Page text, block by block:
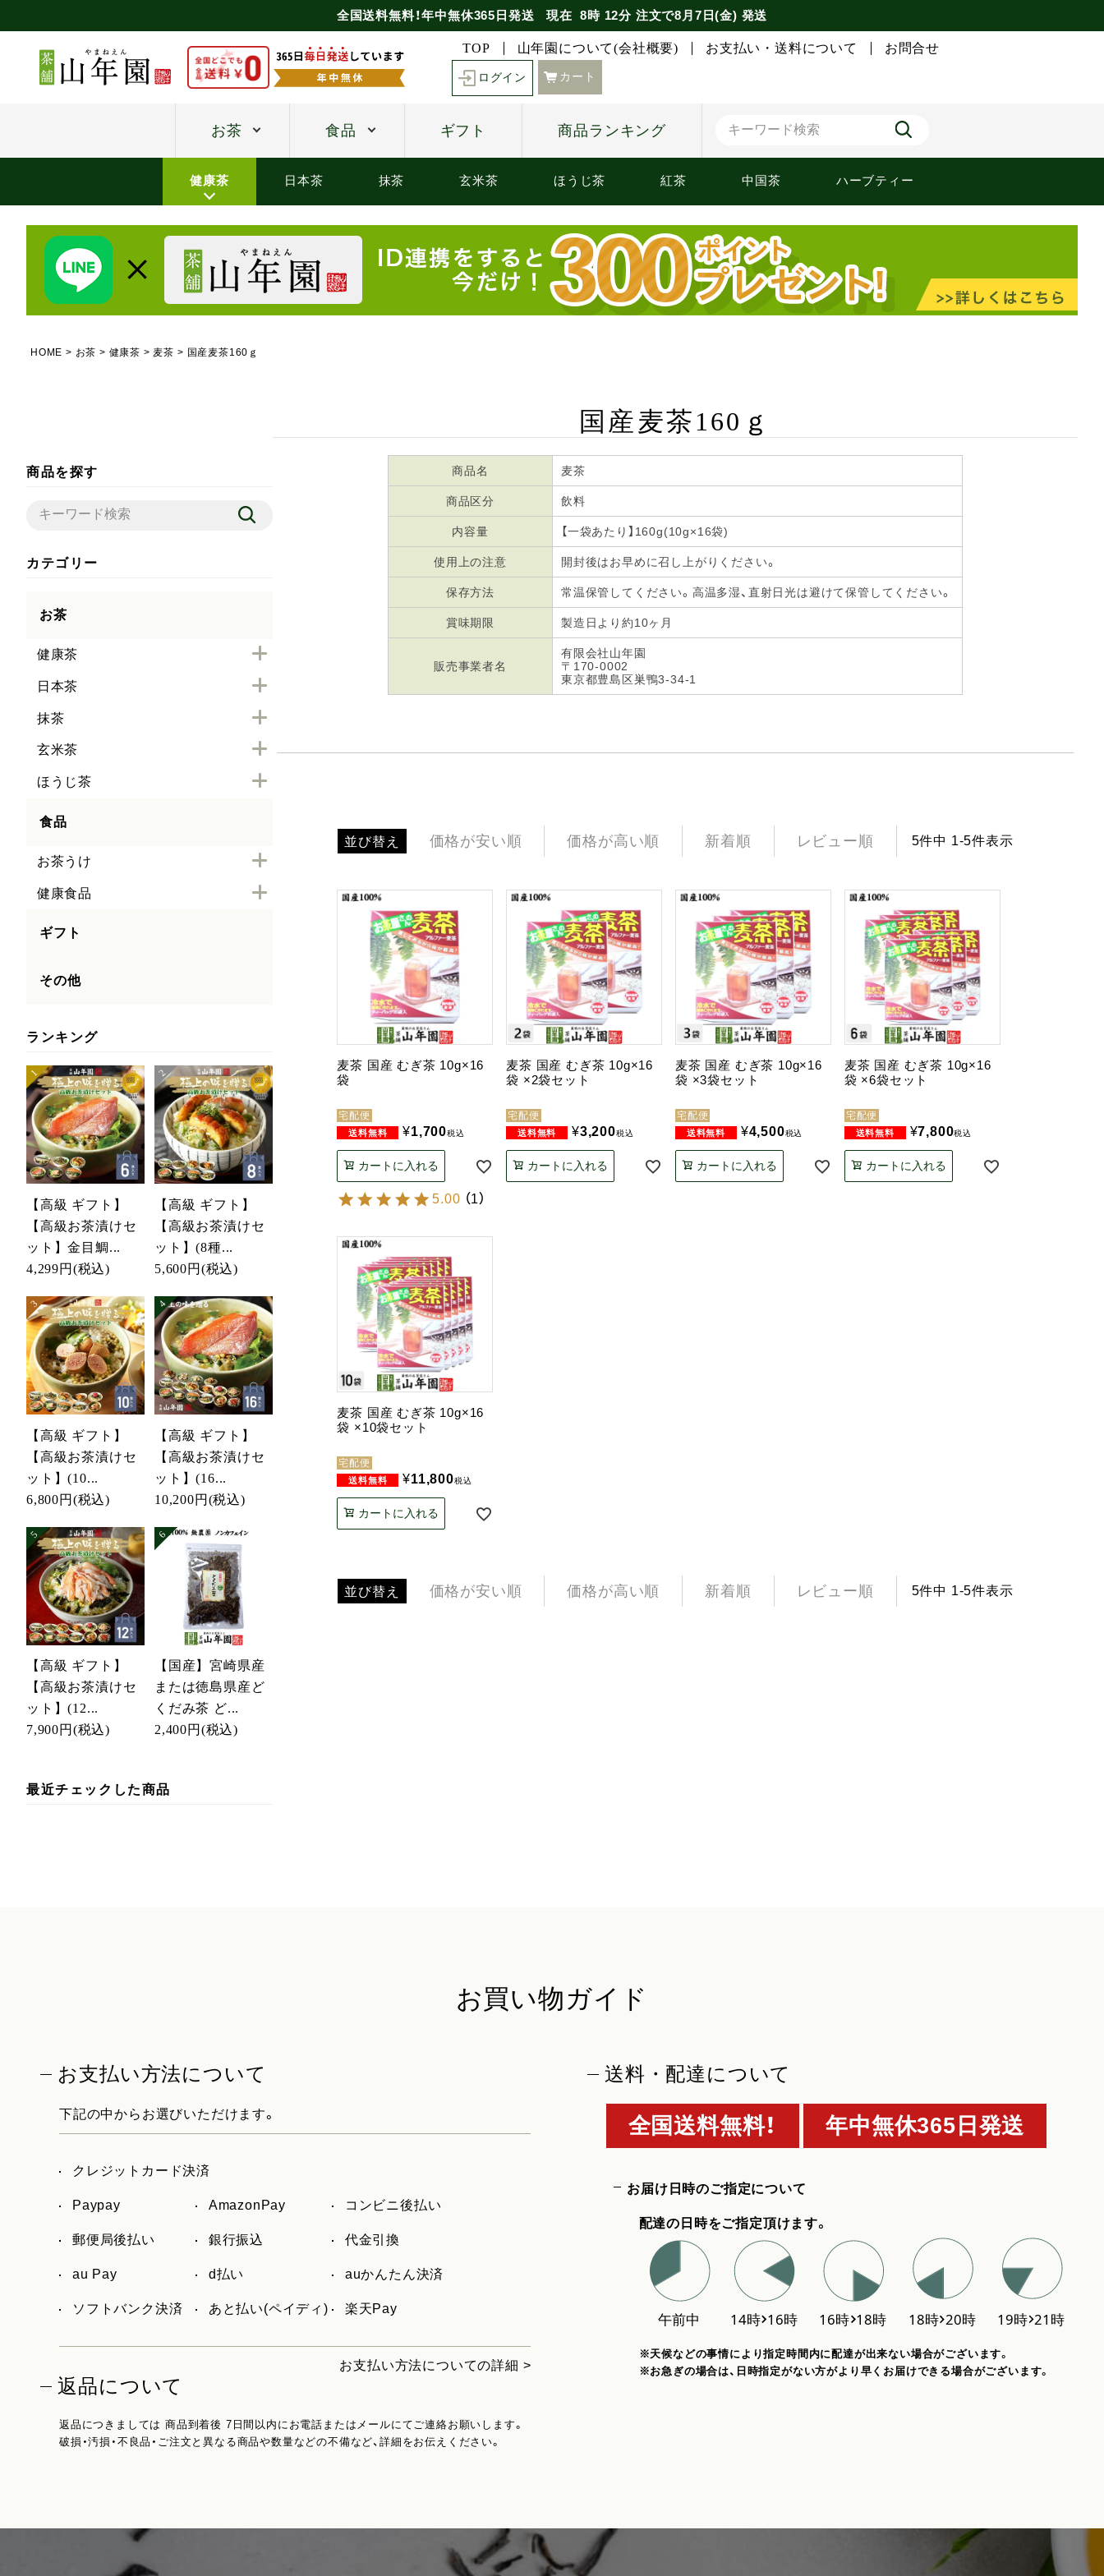
全国送料無料！年中無休365日発送 現在 8時 12分注文で8月7日(金) 発送
TOP 山年園について(会社概要) お支払い・送料について お問合せ
ログイン カート
お茶 食品 ギフト 商品ランキング
健康茶 日本茶 抹茶 玄米茶 ほうじ茶 紅茶 中国茶 ハーブティー
HOME お茶 健康茶 麦茶 国産麦茶160ｇ
商品を探す
カテゴリー
お茶
健康茶
日本茶
抹茶
玄米茶
ほうじ茶
食品
お茶うけ
健康食品
ギフト
その他
ランキング
【高級 ギフト】
【高級お茶漬けセ
ット】金目鯛...
4,299円 (税込)
【高級 ギフト】
【高級お茶漬けセ
ット】(8種...
5,600円 (税込)
【高級 ギフト】
【高級お茶漬けセ
ット】(10...
6,800円 (税込)
【高級 ギフト】
【高級お茶漬けセ
ット】(16...
10,200円 (税込)
【高級 ギフト】
【高級お茶漬けセ
ット】(12...
7,900円 (税込)
【国産】宮崎県産
または徳島県産ど
くだみ茶 ど...
2,400円 (税込)
最近チェックした商品
国産麦茶160ｇ
商品名 麦茶
商品区分 飲料
内容量 【一袋あたり】160g(10g×16袋)
使用上の注意 開封後はお早めに召し上がりください。
保存方法 常温保管してください。高温多湿、直射日光は避けて保管してください。
賞味期限 製造日より約10ヶ月
販売事業者名
有限会社山年園
〒170-0002
東京都豊島区巣鴨3-34-1
並び替え 価格が安い順 価格が高い順 新着順 レビュー順 5件中 1-5件表示
麦茶 国産 むぎ茶 10g×16
袋
宅配便
¥1,700税込
カートに入れる
5.00 （1）
麦茶 国産 むぎ茶 10g×16
袋 ×2袋セット
宅配便
¥3,200税込
カートに入れる
麦茶 国産 むぎ茶 10g×16
袋 ×3袋セット
宅配便
¥4,500税込
カートに入れる
麦茶 国産 むぎ茶 10g×16
袋 ×6袋セット
宅配便
¥7,800税込
カートに入れる
麦茶 国産 むぎ茶 10g×16
袋 ×10袋セット
宅配便
¥11,800税込
カートに入れる
並び替え 価格が安い順 価格が高い順 新着順 レビュー順 5件中 1-5件表示
お買い物ガイド
お支払い方法について
下記の中からお選びいただけます。
クレジットカード決済
Paypay AmazonPay コンビニ後払い
郵便局後払い 銀行振込 代金引換
au Pay d払い auかんたん決済
ソフトバンク決済 あと払い(ペイディ) 楽天Pay
お支払い方法についての詳細 >
返品について
返品につきましては 商品到着後 7日間以内にお電話またはメールにてご連絡お願いします。
破損・汚損・不良品・ご注文と異なる商品や数量などの不備など、詳細をお伝えください。
送料・配達について
全国送料無料！ 年中無休365日発送
お届け日時のご指定について
配達の日時をご指定頂けます。
※天候などの事情により指定時間内に配達が出来ない場合がございます。
※お急ぎの場合は、日時指定がない方がより早くお届けできる場合がございます。